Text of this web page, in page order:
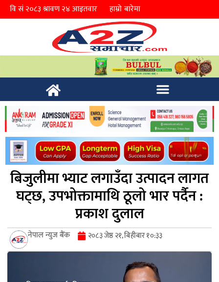
हाम्रो बारेमा
बिजुलीमा भ्याट लगाउँदा उत्पादन लागत
घट्छ, उपभोक्तामाथि ठूलो भार पर्दैन :
प्रकाश दुलाल
नेपाल न्युज बैंक २०८३ जेष्ठ २१, बिहीबार १०:३३